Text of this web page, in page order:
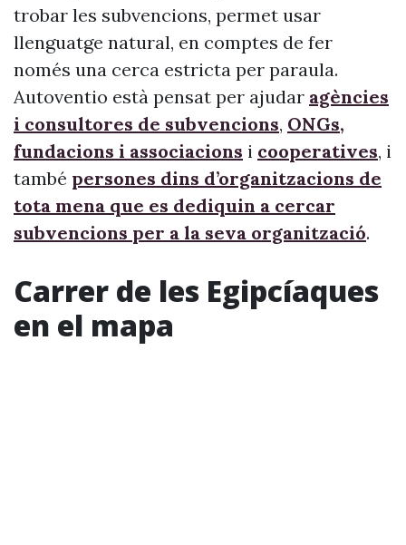
trobar les subvencions, permet usar
llenguatge natural, en comptes de fer
només una cerca estricta per paraula.
Autoventio està pensat per ajudar agències
i consultores de subvencions, ONGs,
fundacions i associacions i cooperatives, i
també persones dins d’organitzacions de
tota mena que es dediquin a cercar
subvencions per a la seva organització.
Carrer de les Egipcíaques
en el mapa